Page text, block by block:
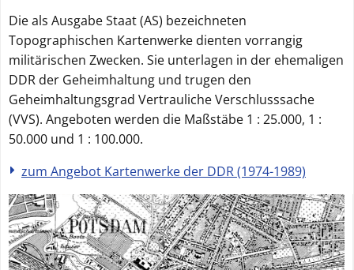
Die als Ausgabe Staat (AS) bezeichneten
Topographischen Kartenwerke dienten vorrangig
militärischen Zwecken. Sie unterlagen in der ehemaligen
DDR der Geheimhaltung und trugen den
Geheimhaltungsgrad Vertrauliche Verschlusssache
(VVS). Angeboten werden die Maßstäbe 1 : 25.000, 1 :
50.000 und 1 : 100.000.
zum Angebot Kartenwerke der DDR (1974-1989)